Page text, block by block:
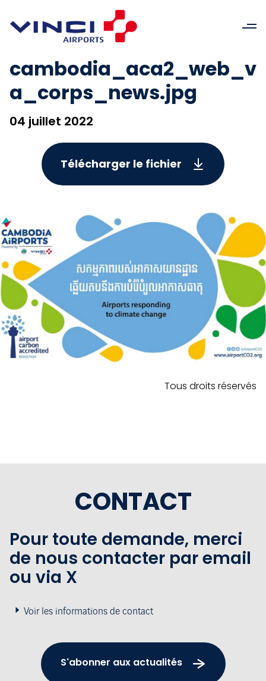
cambodia_aca2_web_v
a_corps_news.jpg
04 juillet 2022
Télécharger le fichier
Tous droits réservés
CONTACT
Pour toute demande, merci
de nous contacter par email
ou via X
Voir les informations de contact
S'abonner aux actualités